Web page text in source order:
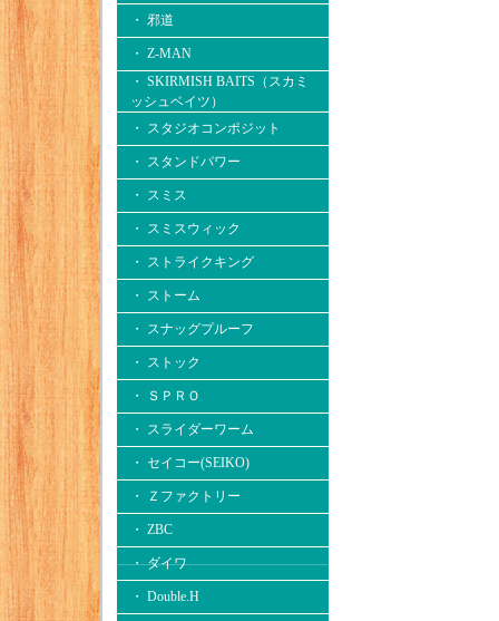
・ 邪道
・ Z-MAN
・ SKIRMISH BAITS（スカミ
ッシュベイツ）
・ スタジオコンポジット
・ スタンドパワー
・ スミス
・ スミスウィック
・ ストライクキング
・ ストーム
・ スナッグプルーフ
・ ストック
・ ＳＰＲＯ
・ スライダーワーム
・ セイコー(SEIKO)
・ Ｚファクトリー
・ ZBC
・ ダイワ
・ Double.H